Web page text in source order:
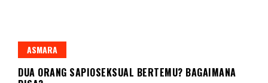
ASMARA
DUA ORANG SAPIOSEKSUAL BERTEMU? BAGAIMANA